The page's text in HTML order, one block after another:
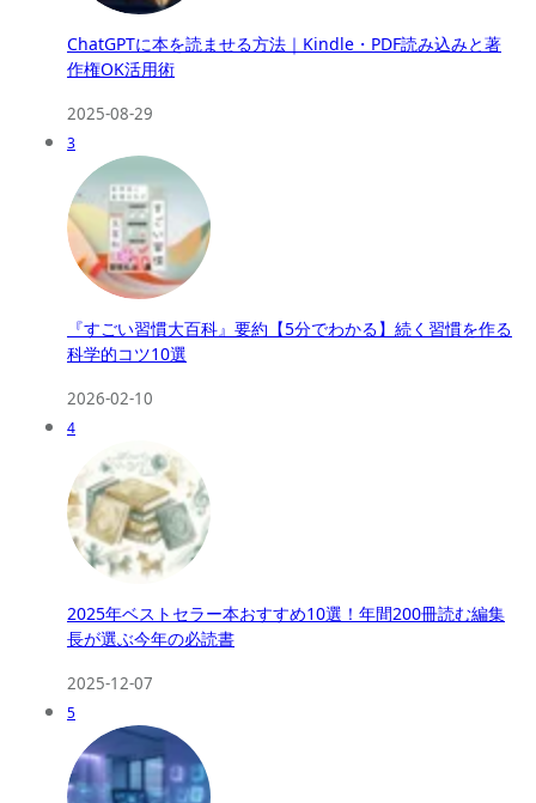
ChatGPTに本を読ませる方法｜Kindle・PDF読み込みと著
作権OK活用術
2025-08-29
3
『すごい習慣大百科』要約【5分でわかる】続く習慣を作る
科学的コツ10選
2026-02-10
4
2025年ベストセラー本おすすめ10選！年間200冊読む編集
長が選ぶ今年の必読書
2025-12-07
5